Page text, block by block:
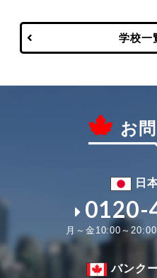
学校一
お
日
0120-
月～金10:00～
バンク